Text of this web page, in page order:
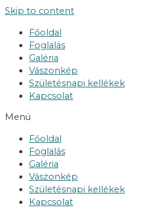
Skip to content
Főoldal
Foglalás
Galéria
Vászonkép
Születésnapi kellékek
Kapcsolat
Menü
Főoldal
Foglalás
Galéria
Vászonkép
Születésnapi kellékek
Kapcsolat